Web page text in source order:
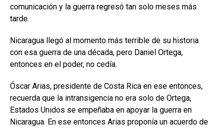
comunicación y la guerra regresó tan solo meses más
tarde.
Nicaragua llegó al momento más terrible de su historia
con esa guerra de una década, pero Daniel Ortega,
entonces en el poder, no cedía.
Óscar Arias, presidente de Costa Rica en ese entonces,
recuerda que la intransigencia no era solo de Ortega,
Estados Unidos se empeñaba en apoyar la guerra en
Nicaragua. En ese entonces Arias proponía un acuerdo de